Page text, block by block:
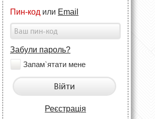
Пин-код или Email
Забули пароль?
Запам`ятати мене
Війти
Реєстрація